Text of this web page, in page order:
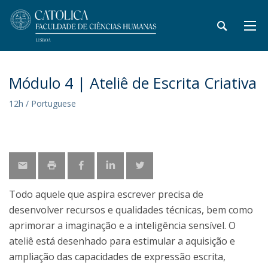
Módulo 4 | Ateliê de Escrita Criativa
12h / Portuguese
Todo aquele que aspira escrever precisa de
desenvolver recursos e qualidades técnicas, bem como
aprimorar a imaginação e a inteligência sensível. O
ateliê está desenhado para estimular a aquisição e
ampliação das capacidades de expressão escrita,